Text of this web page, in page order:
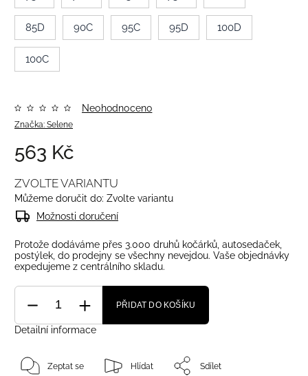
85D 90C 95C 95D 100D
100C
Značka: Selene
Neohodnoceno
563 Kč
ZVOLTE VARIANTU
Můžeme doručit do: Zvolte variantu
Možnosti doručení
Protože dodáváme přes 3.000 druhů kočárků, autosedaček,
postýlek, do prodejny se všechny nevejdou. Vaše objednávky
expedujeme z centrálního skladu.
PŘIDAT DO KOŠÍKU
Detailní informace
Zeptat se Hlídat Sdílet